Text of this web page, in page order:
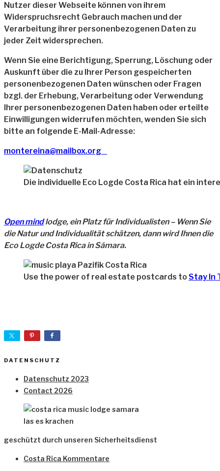
Nutzer dieser Webseite können von ihrem
Widerspruchsrecht Gebrauch machen und der
Verarbeitung ihrer personenbezogenen Daten zu
jeder Zeit widersprechen.
Wenn Sie eine Berichtigung, Sperrung, Löschung oder
Auskunft über die zu Ihrer Person gespeicherten
personenbezogenen Daten wünschen oder Fragen
bzgl. der Erhebung, Verarbeitung oder Verwendung
Ihrer personenbezogenen Daten haben oder erteilte
Einwilligungen widerrufen möchten, wenden Sie sich
bitte an folgende E-Mail-Adresse:
montereina@mailbox.org
Die individuelle Eco Logde Costa Rica hat ein
Open mindlodge, ein Platz für Individualisten – Wenn Sie
die Natur und Individualität schätzen, dann wird Ihnen die
Eco Logde Costa Rica in Sámara.
Use the power of real estate postcards to Stay In
DATENSCHUTZ
Datenschutz 2023
Contact 2026
las es krachen
geschützt durch unseren Sicherheitsdienst
Costa Rica Kommentare